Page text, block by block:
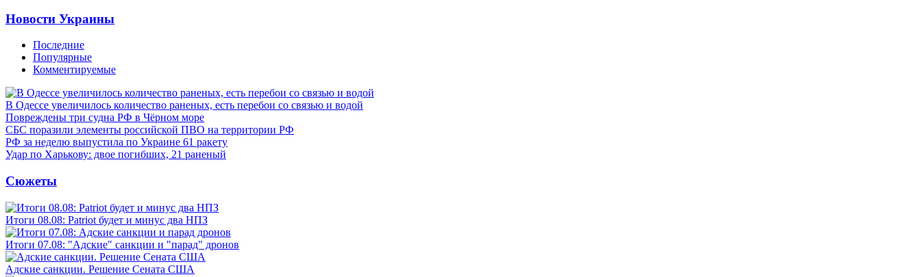
Новости Украины
Последние
Популярные
Комментируемые
В Одессе увеличилось количество раненых, есть перебои со связью и водой
Повреждены три судна РФ в Чёрном море
СБС поразили элементы российской ПВО на территории РФ
РФ за неделю выпустила по Украине 61 ракету
Удар по Харькову: двое погибших, 21 раненый
Сюжеты
Итоги 08.08: Patriot будет и минус два НПЗ
Итоги 07.08: "Адские" санкции и "парад" дронов
Адские санкции. Решение Сената США